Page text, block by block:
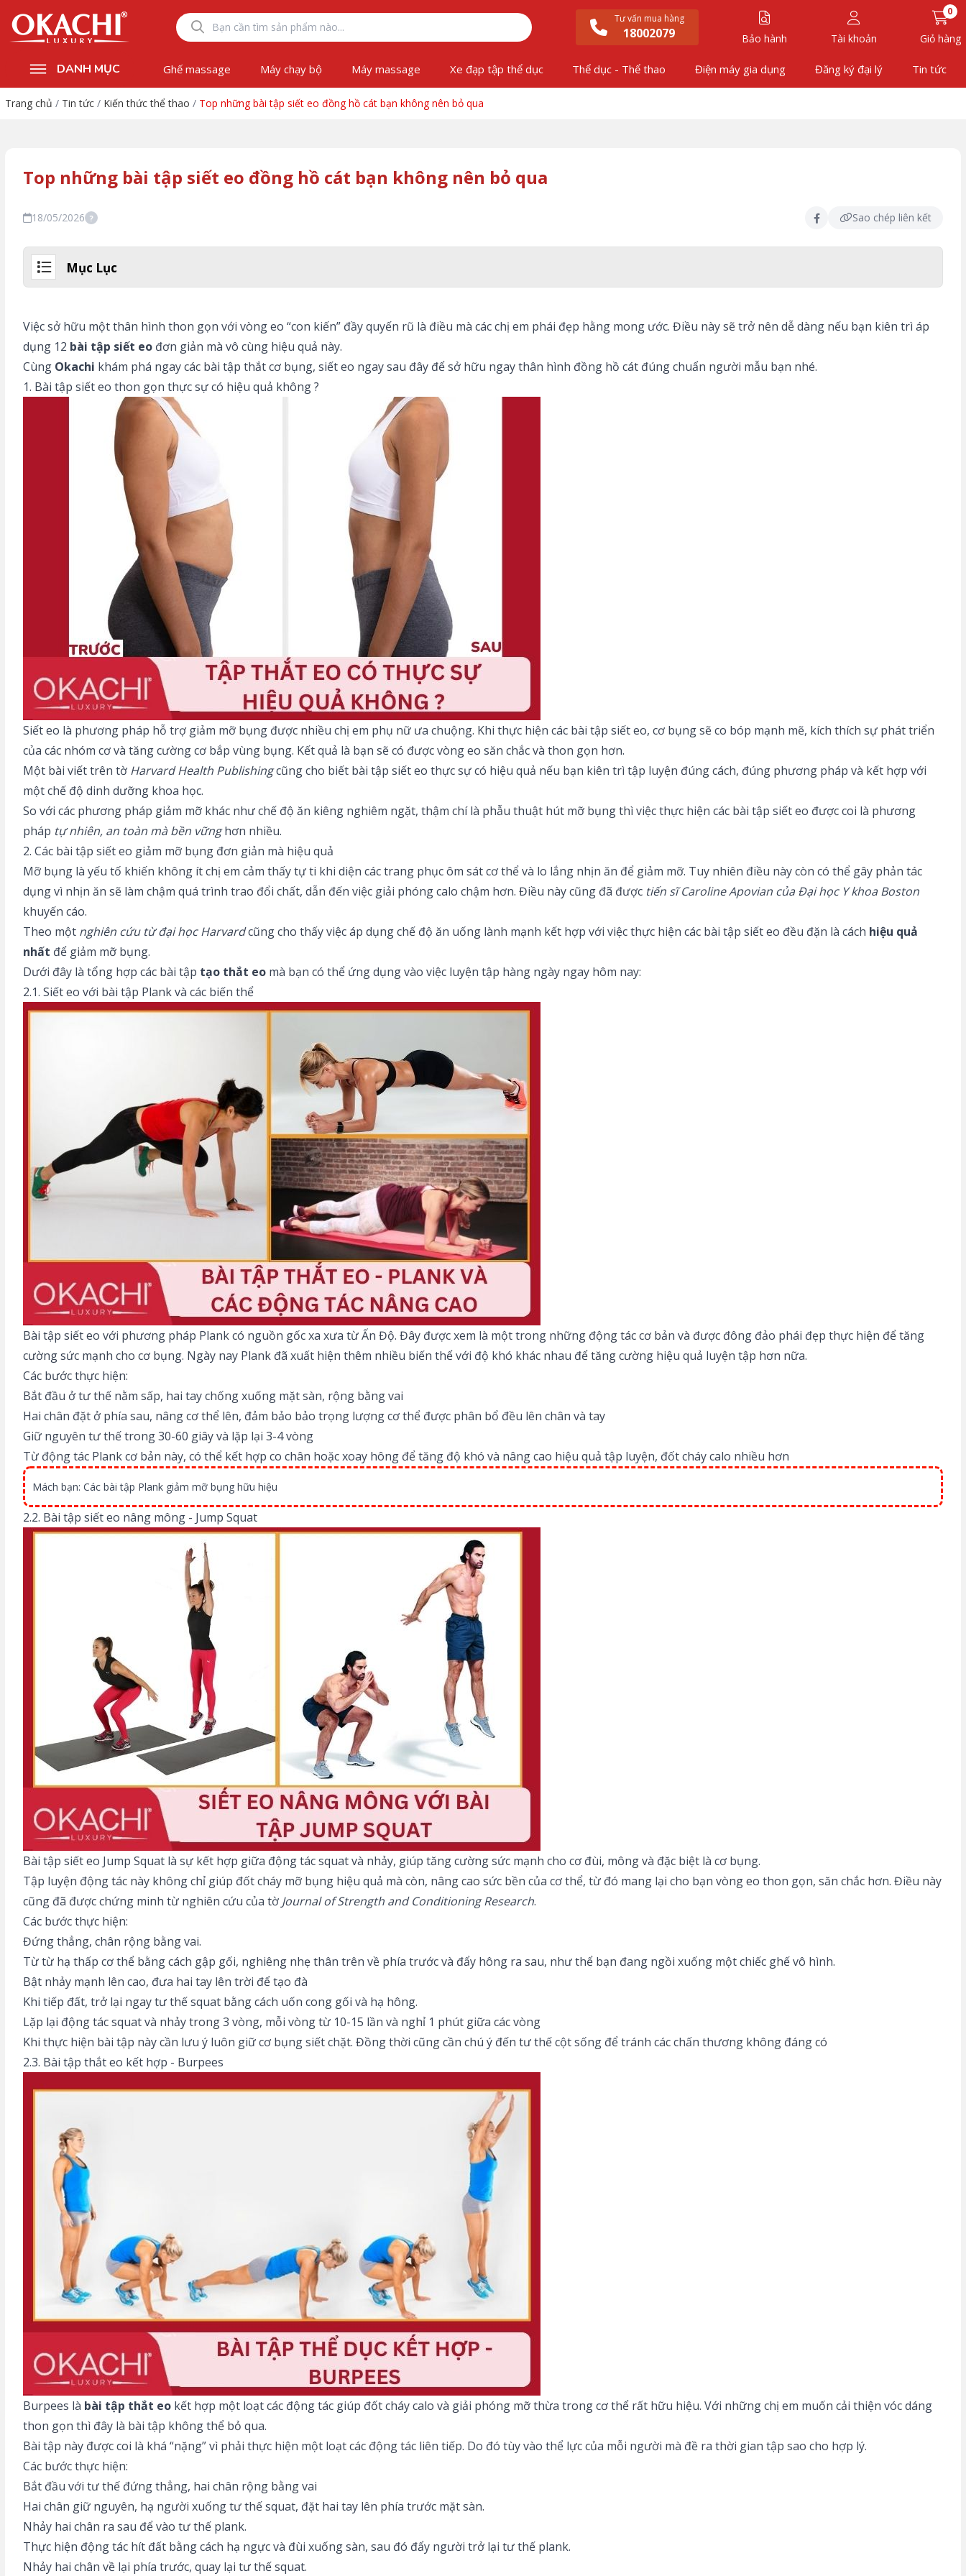
Tư vấn mua hàng
18002079 Bảo hành Tài khoản
0
Giỏ hàng
DANH MỤC Ghế massage Máy chạy bộ Máy massage Xe đạp tập thể dục Thể dục - Thể thao Điện máy gia dụng Đăng ký đại lý Tin tức
Trang chủ / Tin tức / Kiến thức thể thao / Top những bài tập siết eo đồng hồ cát bạn không nên bỏ qua
Top những bài tập siết eo đồng hồ cát bạn không nên bỏ qua
18/05/2026 ? Sao chép liên kết
Mục Lục
Việc sở hữu một thân hình thon gọn với vòng eo “con kiến” đầy quyến rũ là điều mà các chị em phái đẹp hằng mong ước. Điều này sẽ trở nên dễ dàng nếu bạn kiên trì áp
dụng 12 bài tập siết eo đơn giản mà vô cùng hiệu quả này.
Cùng Okachi khám phá ngay các bài tập thắt cơ bụng, siết eo ngay sau đây để sở hữu ngay thân hình đồng hồ cát đúng chuẩn người mẫu bạn nhé.
1. Bài tập siết eo thon gọn thực sự có hiệu quả không ?
Siết eo là phương pháp hỗ trợ giảm mỡ bụng được nhiều chị em phụ nữ ưa chuộng. Khi thực hiện các bài tập siết eo, cơ bụng sẽ co bóp mạnh mẽ, kích thích sự phát triển
của các nhóm cơ và tăng cường cơ bắp vùng bụng. Kết quả là bạn sẽ có được vòng eo săn chắc và thon gọn hơn.
Một bài viết trên tờ Harvard Health Publishingcũng cho biết bài tập siết eo thực sự có hiệu quả nếu bạn kiên trì tập luyện đúng cách, đúng phương pháp và kết hợp với
một chế độ dinh dưỡng khoa học.
So với các phương pháp giảm mỡ khác như chế độ ăn kiêng nghiêm ngặt, thậm chí là phẫu thuật hút mỡ bụng thì việc thực hiện các bài tập siết eo được coi là phương
pháp tự nhiên, an toàn mà bền vữnghơn nhiều.
2. Các bài tập siết eo giảm mỡ bụng đơn giản mà hiệu quả
Mỡ bụng là yếu tố khiến không ít chị em cảm thấy tự ti khi diện các trang phục ôm sát cơ thể và lo lắng nhịn ăn để giảm mỡ. Tuy nhiên điều này còn có thể gây phản tác
dụng vì nhịn ăn sẽ làm chậm quá trình trao đổi chất, dẫn đến việc giải phóng calo chậm hơn. Điều này cũng đã được tiến sĩ Caroline Apovian của Đại học Y khoa Boston
khuyến cáo.
Theo một nghiên cứu từ đại học Harvardcũng cho thấy việc áp dụng chế độ ăn uống lành mạnh kết hợp với việc thực hiện các bài tập siết eo đều đặn là cách hiệu quả
nhất để giảm mỡ bụng.
Dưới đây là tổng hợp các bài tập tạo thắt eo mà bạn có thể ứng dụng vào việc luyện tập hàng ngày ngay hôm nay:
2.1. Siết eo với bài tập Plank và các biến thể
Bài tập siết eo với phương pháp Plank có nguồn gốc xa xưa từ Ấn Độ. Đây được xem là một trong những động tác cơ bản và được đông đảo phái đẹp thực hiện để tăng
cường sức mạnh cho cơ bụng. Ngày nay Plank đã xuất hiện thêm nhiều biến thể với độ khó khác nhau để tăng cường hiệu quả luyện tập hơn nữa.
Các bước thực hiện:
Bắt đầu ở tư thế nằm sấp, hai tay chống xuống mặt sàn, rộng bằng vai
Hai chân đặt ở phía sau, nâng cơ thể lên, đảm bảo bảo trọng lượng cơ thể được phân bổ đều lên chân và tay
Giữ nguyên tư thế trong 30-60 giây và lặp lại 3-4 vòng
Từ động tác Plank cơ bản này, có thể kết hợp co chân hoặc xoay hông để tăng độ khó và nâng cao hiệu quả tập luyện, đốt cháy calo nhiều hơn
Mách bạn: Các bài tập Plank giảm mỡ bụng hữu hiệu
2.2. Bài tập siết eo nâng mông - Jump Squat
Bài tập siết eo Jump Squat là sự kết hợp giữa động tác squat và nhảy, giúp tăng cường sức mạnh cho cơ đùi, mông và đặc biệt là cơ bụng.
Tập luyện động tác này không chỉ giúp đốt cháy mỡ bụng hiệu quả mà còn, nâng cao sức bền của cơ thể, từ đó mang lại cho bạn vòng eo thon gọn, săn chắc hơn. Điều này
cũng đã được chứng minh từ nghiên cứu của tờ Journal of Strength and Conditioning Research.
Các bước thực hiện:
Đứng thẳng, chân rộng bằng vai.
Từ từ hạ thấp cơ thể bằng cách gập gối, nghiêng nhẹ thân trên về phía trước và đẩy hông ra sau, như thể bạn đang ngồi xuống một chiếc ghế vô hình.
Bật nhảy mạnh lên cao, đưa hai tay lên trời để tạo đà
Khi tiếp đất, trở lại ngay tư thế squat bằng cách uốn cong gối và hạ hông.
Lặp lại động tác squat và nhảy trong 3 vòng, mỗi vòng từ 10-15 lần và nghỉ 1 phút giữa các vòng
Khi thực hiện bài tập này cần lưu ý luôn giữ cơ bụng siết chặt. Đồng thời cũng cần chú ý đến tư thế cột sống để tránh các chấn thương không đáng có
2.3. Bài tập thắt eo kết hợp - Burpees
Burpees là bài tập thắt eo kết hợp một loạt các động tác giúp đốt cháy calo và giải phóng mỡ thừa trong cơ thể rất hữu hiệu. Với những chị em muốn cải thiện vóc dáng
thon gọn thì đây là bài tập không thể bỏ qua.
Bài tập này được coi là khá “nặng” vì phải thực hiện một loạt các động tác liên tiếp. Do đó tùy vào thể lực của mỗi người mà đề ra thời gian tập sao cho hợp lý.
Các bước thực hiện:
Bắt đầu với tư thế đứng thẳng, hai chân rộng bằng vai
Hai chân giữ nguyên, hạ người xuống tư thế squat, đặt hai tay lên phía trước mặt sàn.
Nhảy hai chân ra sau để vào tư thế plank.
Thực hiện động tác hít đất bằng cách hạ ngực và đùi xuống sàn, sau đó đẩy người trở lại tư thế plank.
Nhảy hai chân về lại phía trước, quay lại tư thế squat.